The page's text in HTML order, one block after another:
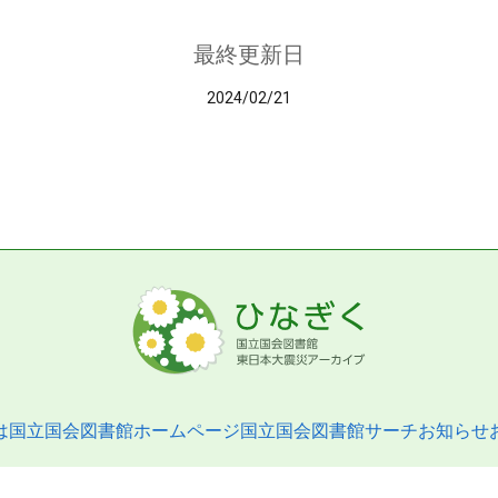
最終更新日
2024/02/21
国立国会図書館ホームページ国立国会図書館サーチお知らせ